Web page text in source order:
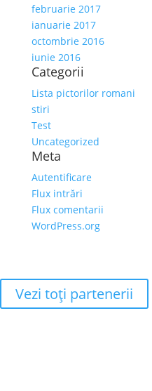
februarie 2017
ianuarie 2017
octombrie 2016
iunie 2016
Categorii
Lista pictorilor romani
stiri
Test
Uncategorized
Meta
Autentificare
Flux intrări
Flux comentarii
WordPress.org
Vezi toţi partenerii